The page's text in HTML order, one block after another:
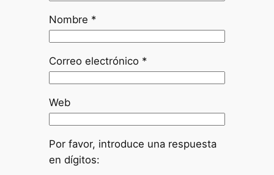
Nombre *
Correo electrónico *
Web
Por favor, introduce una respuesta
en dígitos: